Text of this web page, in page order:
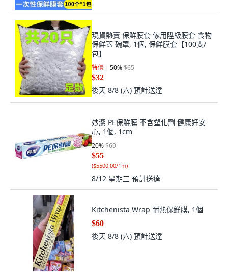
現貨熱賣 保鮮膜套 傢用陞級膜套 食物
保鮮蓋 碗罩, 1個, 保鮮膜套【100支/
包】
特價 50%$65
$32
後天 8/8 (六) 預計送達
妙潔 PE保鮮膜 不含塑化劑 健康好安
心, 1個, 1cm
20%$69
$55
($5500.00/1m)
8/12 星期三 預計送達
Kitchenista Wrap 耐熱保鮮膜, 1個
$60
後天 8/8 (六) 預計送達